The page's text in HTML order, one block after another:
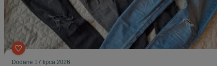
Dodane 17 lipca 2026